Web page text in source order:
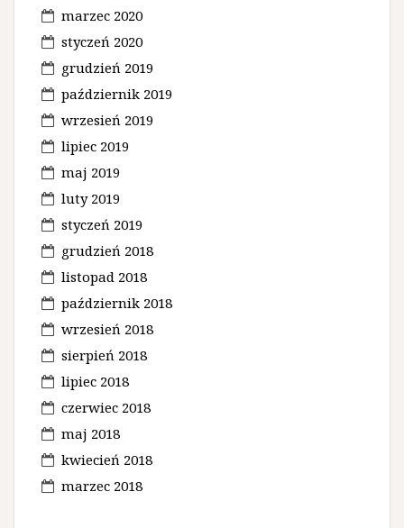
marzec 2020
styczeń 2020
grudzień 2019
październik 2019
wrzesień 2019
lipiec 2019
maj 2019
luty 2019
styczeń 2019
grudzień 2018
listopad 2018
październik 2018
wrzesień 2018
sierpień 2018
lipiec 2018
czerwiec 2018
maj 2018
kwiecień 2018
marzec 2018